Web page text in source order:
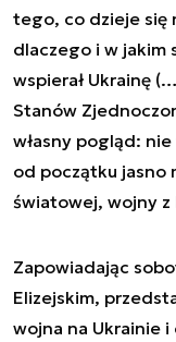
tego, co dzieje się
dlaczego i w jakim
wspierał Ukrainę
Stanów
własny pogląd:
od początku jasno
światowej, wojny z
Zapowiadając
Elizejskim,
wojna na Ukrainie